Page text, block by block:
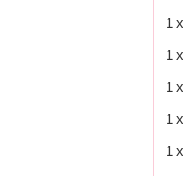
1 x
1 x
1 x
1 x
1 x